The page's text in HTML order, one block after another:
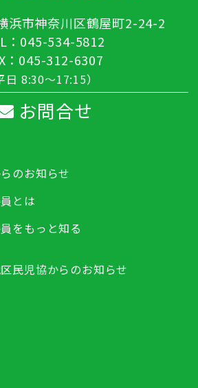
浜市神奈川区鶴屋町2-24-2
：045-534-5812
：045-312-6307
日 8:30～17:15）
お問合せ
のお知らせ
とは
をもっと知る
民児協からのお知らせ